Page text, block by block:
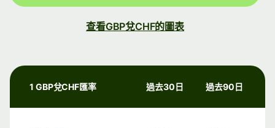
查看GBP兌CHF的圖表
1 GBP兌CHF匯率 過去30日 過去90日